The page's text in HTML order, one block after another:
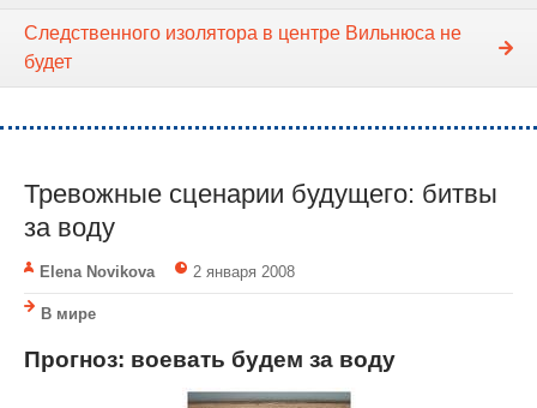
Следственного изолятора в центре Вильнюса не
будет
Тревожные сценарии будущего: битвы
за воду
Elena Novikova 2 января 2008
В мире
Прогноз: воевать будем за воду